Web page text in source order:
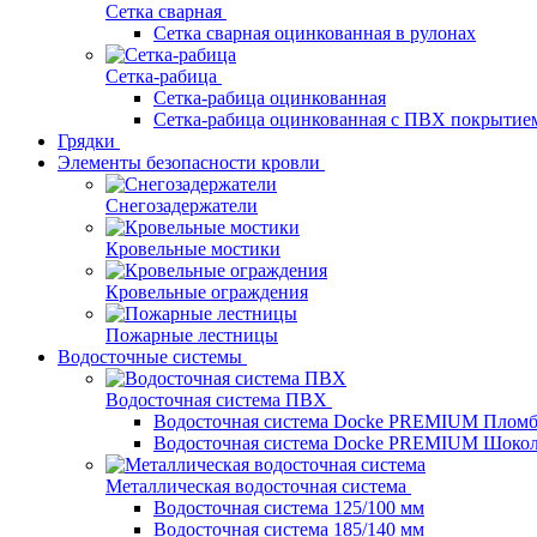
Сетка сварная
Сетка сварная оцинкованная в рулонах
Сетка-рабица
Сетка-рабица оцинкованная
Сетка-рабица оцинкованная с ПВХ
Грядки
Элементы безопасности кровли
Снегозадержатели
Кровельные мостики
Кровельные ограждения
Пожарные лестницы
Водосточные системы
Водосточная система ПВХ
Водосточная система Docke PREMIUM
Водосточная система Docke PREMIUM
Металлическая водосточная система
Водосточная система 125/100 мм
Водосточная система 185/140 мм